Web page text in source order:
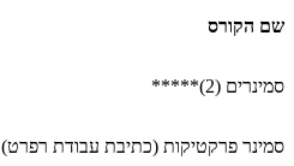
שם הקורס
סמינרים (2)*****
סמינר פרקטיקות (כתיבת עבודת רפרט)